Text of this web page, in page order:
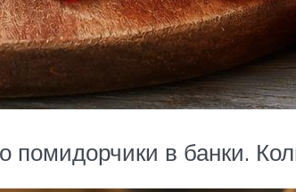
в банки.